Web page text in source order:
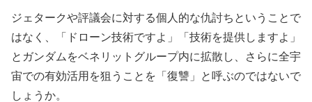
ジェタークや評議会に対する個人的な仇討ちということで
はなく、「ドローン技術ですよ」「技術を提供しますよ」
とガンダムをベネリットグループ内に拡散し、さらに全宇
宙での有効活用を狙うことを「復讐」と呼ぶのではないで
しょうか。